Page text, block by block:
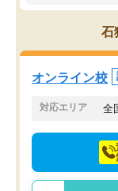
思っていました
を的確に指導い
くりするほど楽
塾を受けていま
つ成績も上がり
てきたので、さ
でお願いしまし
石
オンライン校
対応エリア 全